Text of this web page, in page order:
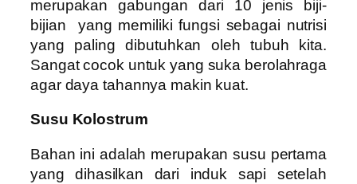
merupakan gabungan dari 10 jenis biji-
bijian yang memiliki fungsi sebagai nutrisi
yang paling dibutuhkan oleh tubuh kita.
Sangat cocok untuk yang suka berolahraga
agar daya tahannya makin kuat.
Susu Kolostrum
Bahan ini adalah merupakan susu pertama
yang dihasilkan dari induk sapi setelah